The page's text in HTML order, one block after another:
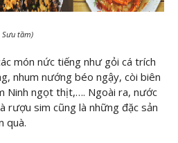
Sưu tầm)
món nức tiếng như gỏi cá trích
nhum nướng béo ngậy, còi biên
Ninh ngọt thịt,…. Ngoài ra, nước
rượu sim cũng là những đặc sản
quà.